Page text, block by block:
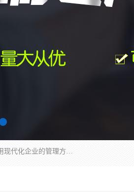
南通科达机床制造有限公司主要生产液压机、冲床、压力机等产品；本公司采用现代化企业的管理方法进行管理，立足于产品的质量管理，以优秀的品质、新颖的设计、合理的价格、完善的服务赢得广大客户的充分信赖和良好的口碑。领导层将运用科学管理方法及长期积累下来的经验和广泛领域吸取来新的技术不断调整产品结构，为市场提供精良的各类机械设备。企业将坚持与国内外各界朋友，真诚合作，共创辉煌。